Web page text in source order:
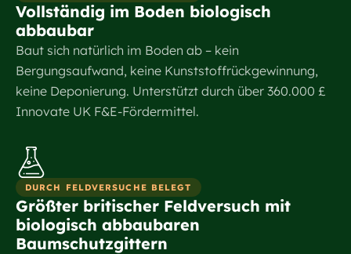
Vollständig im Boden biologisch
abbaubar
Baut sich natürlich im Boden ab – kein
Bergungsaufwand, keine Kunststoffrückgewinnung,
keine Deponierung. Unterstützt durch über 360.000 £
Innovate UK F&E-Fördermittel.
DURCH FELDVERSUCHE BELEGT
Größter britischer Feldversuch mit
biologisch abbaubaren
Baumschutzgittern